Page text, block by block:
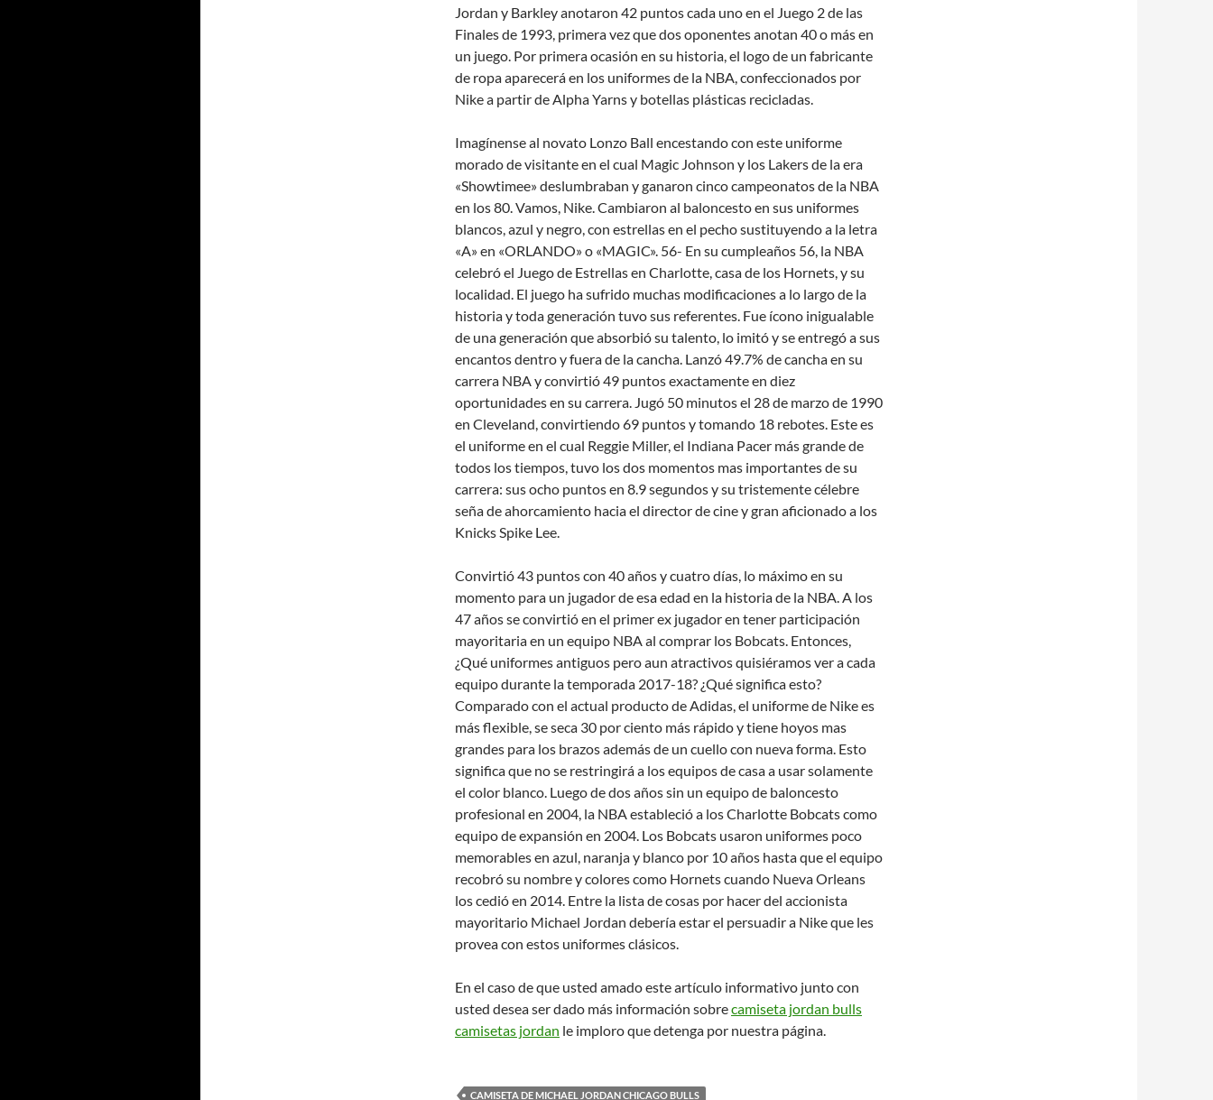
Jordan y Barkley anotaron 42 puntos cada uno en el Juego 2 de las
Finales de 1993, primera vez que dos oponentes anotan 40 o más en
un juego. Por primera ocasión en su historia, el logo de un fabricante
de ropa aparecerá en los uniformes de la NBA, confeccionados por
Nike a partir de Alpha Yarns y botellas plásticas recicladas.
Imagínense al novato Lonzo Ball encestando con este uniforme
morado de visitante en el cual Magic Johnson y los Lakers de la era
«Showtimee» deslumbraban y ganaron cinco campeonatos de la NBA
en los 80. Vamos, Nike. Cambiaron al baloncesto en sus uniformes
blancos, azul y negro, con estrellas en el pecho sustituyendo a la letra
«A» en «ORLANDO» o «MAGIC». 56- En su cumpleaños 56, la NBA
celebró el Juego de Estrellas en Charlotte, casa de los Hornets, y su
localidad. El juego ha sufrido muchas modificaciones a lo largo de la
historia y toda generación tuvo sus referentes. Fue ícono inigualable
de una generación que absorbió su talento, lo imitó y se entregó a sus
encantos dentro y fuera de la cancha. Lanzó 49.7% de cancha en su
carrera NBA y convirtió 49 puntos exactamente en diez
oportunidades en su carrera. Jugó 50 minutos el 28 de marzo de 1990
en Cleveland, convirtiendo 69 puntos y tomando 18 rebotes. Este es
el uniforme en el cual Reggie Miller, el Indiana Pacer más grande de
todos los tiempos, tuvo los dos momentos mas importantes de su
carrera: sus ocho puntos en 8.9 segundos y su tristemente célebre
seña de ahorcamiento hacia el director de cine y gran aficionado a los
Knicks Spike Lee.
Convirtió 43 puntos con 40 años y cuatro días, lo máximo en su
momento para un jugador de esa edad en la historia de la NBA. A los
47 años se convirtió en el primer ex jugador en tener participación
mayoritaria en un equipo NBA al comprar los Bobcats. Entonces,
¿Qué uniformes antiguos pero aun atractivos quisiéramos ver a cada
equipo durante la temporada 2017-18? ¿Qué significa esto?
Comparado con el actual producto de Adidas, el uniforme de Nike es
más flexible, se seca 30 por ciento más rápido y tiene hoyos mas
grandes para los brazos además de un cuello con nueva forma. Esto
significa que no se restringirá a los equipos de casa a usar solamente
el color blanco. Luego de dos años sin un equipo de baloncesto
profesional en 2004, la NBA estableció a los Charlotte Bobcats como
equipo de expansión en 2004. Los Bobcats usaron uniformes poco
memorables en azul, naranja y blanco por 10 años hasta que el equipo
recobró su nombre y colores como Hornets cuando Nueva Orleans
los cedió en 2014. Entre la lista de cosas por hacer del accionista
mayoritario Michael Jordan debería estar el persuadir a Nike que les
provea con estos uniformes clásicos.
En el caso de que usted amado este artículo informativo junto con
usted desea ser dado más información sobrecamiseta jordan bulls
camisetas jordan le imploro que detenga por nuestra página.
CAMISETA DE MICHAEL JORDAN CHICAGO BULLS